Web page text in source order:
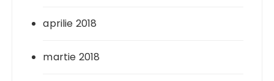
aprilie 2018
martie 2018